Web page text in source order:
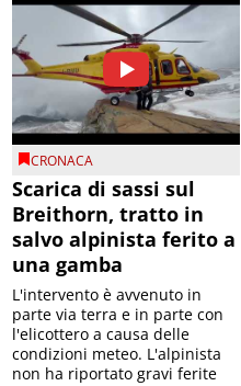
CRONACA
Scarica di sassi sul
Breithorn, tratto in
salvo alpinista ferito a
una gamba
L'intervento è avvenuto in
parte via terra e in parte con
l'elicottero a causa delle
condizioni meteo. L'alpinista
non ha riportato gravi ferite